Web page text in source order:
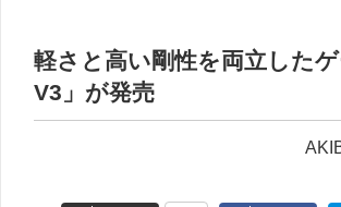
軽さと高い剛性を両立した
V3」が発売